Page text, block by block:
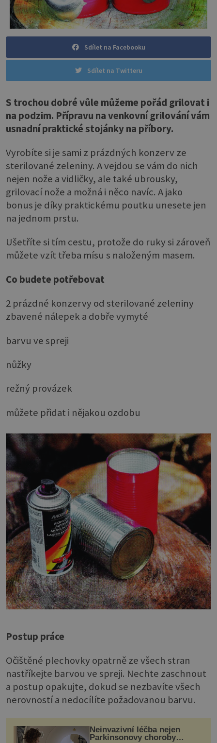
Sdílet na Facebooku
Sdílet na Twitteru
S trochou dobré vůle můžeme pořád grilovat i
na podzim. Přípravu na venkovní grilování vám
usnadní praktické stojánky na příbory.
Vyrobíte si je sami z prázdných konzerv ze
sterilované zeleniny. A vejdou se vám do nich
nejen nože a vidličky, ale také ubrousky,
grilovací nože a možná i něco navíc. A jako
bonus je díky praktickému poutku unesete jen
na jednom prstu.
Ušetříte si tím cestu, protože do ruky si zároveň
můžete vzít třeba mísu s naloženým masem.
Co budete potřebovat
2 prázdné konzervy od sterilované zeleniny
zbavené nálepek a dobře vymyté
barvu ve spreji
nůžky
režný provázek
můžete přidat i nějakou ozdobu
Postup práce
Očištěné plechovky opatrně ze všech stran
nastříkejte barvou ve spreji. Nechte zaschnout
a postup opakujte, dokud se nezbavíte všech
nerovností a nedocílíte požadovanou barvu.
Neinvazivní léčba nejen
Parkinsonovy choroby